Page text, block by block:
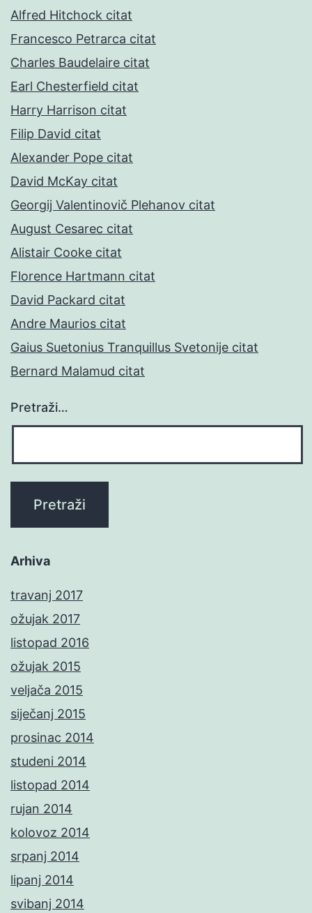
Alfred Hitchock citat
Francesco Petrarca citat
Charles Baudelaire citat
Earl Chesterfield citat
Harry Harrison citat
Filip David citat
Alexander Pope citat
David McKay citat
Georgij Valentinovič Plehanov citat
August Cesarec citat
Alistair Cooke citat
Florence Hartmann citat
David Packard citat
Andre Maurios citat
Gaius Suetonius Tranquillus Svetonije citat
Bernard Malamud citat
Pretraži…
Arhiva
travanj 2017
ožujak 2017
listopad 2016
ožujak 2015
veljača 2015
siječanj 2015
prosinac 2014
studeni 2014
listopad 2014
rujan 2014
kolovoz 2014
srpanj 2014
lipanj 2014
svibanj 2014